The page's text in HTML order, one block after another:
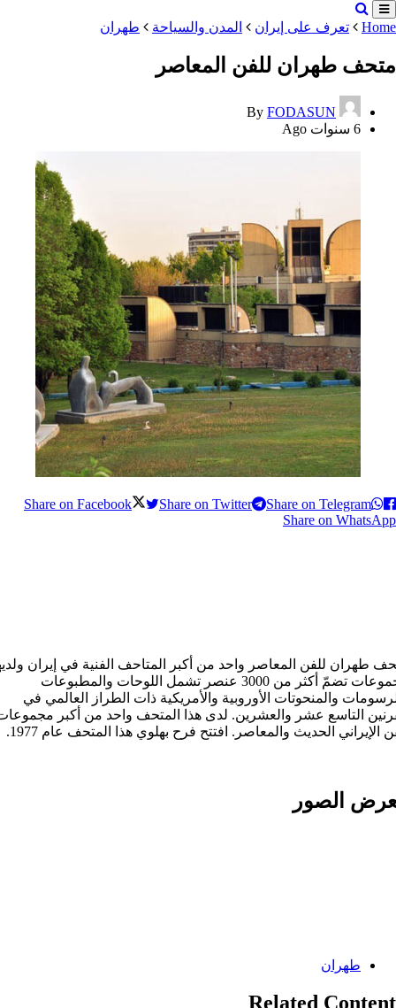
Home تعرف على إيران المدن والسياحة طهران
متحف طهران للفن المعاصر
By FODASUN
6 سنوات Ago
Share on Facebook Share on Twitter
Share on Telegram
Share on WhatsApp
طهران للفن المعاصر واحد من أكبر المتاحف الفنية في إيران
مجموعات تضمّ أكثر من 3000 عنصر تشمل اللوحات والمطبوعات
والمنحوتات الأوروبية والأمريكية ذات الطراز العالمي في
التاسع عشر والعشرين. لدی هذا المتحف واحد من أكبر
الإيراني الحديث والمعاصر. افتتح فرح بهلوي هذا المتحف عام 1977.
الصور
Categories:
طهران
Related Content